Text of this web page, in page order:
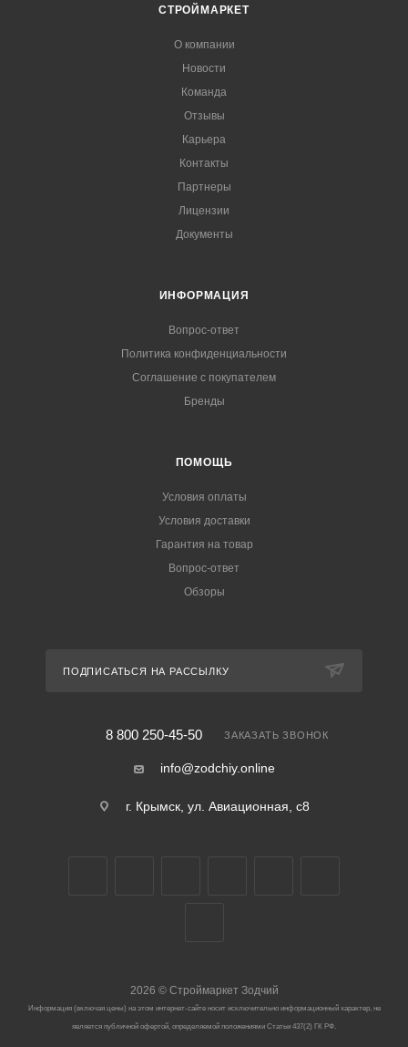
СТРОЙМАРКЕТ
О компании
Новости
Команда
Отзывы
Карьера
Контакты
Партнеры
Лицензии
Документы
ИНФОРМАЦИЯ
Вопрос-ответ
Политика конфиденциальности
Соглашение с покупателем
Бренды
ПОМОЩЬ
Условия оплаты
Условия доставки
Гарантия на товар
Вопрос-ответ
Обзоры
ПОДПИСАТЬСЯ НА РАССЫЛКУ
8 800 250-45-50 ЗАКАЗАТЬ ЗВОНОК
info@zodchiy.online
г. Крымск, ул. Авиационная, с8
2026 ©Строймаркет Зодчий
Информация (включая цены) на этом интернет-сайте носит исключительно информационный характер, не
является публичной офертой, определяемой положениями Статьи 437(2) ГК РФ.